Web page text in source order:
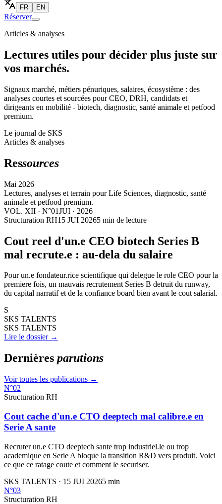
FR EN
Réserver
Articles & analyses
Lectures utiles pour décider plus juste sur
vos marchés.
Signaux marché, métiers pénuriques, salaires, écosystème : des
analyses courtes et sourcées pour CEO, DRH, candidats et
dirigeants en mobilité - biotech, diagnostic, santé animale et petfood
premium.
Le journal de SKS
Articles & analyses
Ressources
Mai 2026
Lectures, analyses et terrain pour Life Sciences, diagnostic, santé
animale et petfood premium.
VOL. XII · N°01JUI · 2026
Structuration RH15 JUI 20265 min de lecture
Cout reel d'un.e CEO biotech Series B
mal recrute.e : au-dela du salaire
Pour un.e fondateur.rice scientifique qui delegue le role CEO pour la
premiere fois, un mauvais recrutement Series B detruit du runway,
du capital narratif et de la confiance board bien avant le cout salarial.
S
SKS TALENTS
SKS TALENTS
Lire le dossier →
Dernières parutions
Voir toutes les publications →
N°02
Structuration RH
Cout cache d'un.e CTO deeptech mal calibre.e en
Serie A sante
Recruter un.e CTO deeptech sante trop industriel.le ou trop
academique en Serie A bloque la transition R&D vers produit. Voici
ce que ce ratage coute et comment le securiser.
SKS TALENTS · 15 JUI 20265 min
N°03
Structuration RH